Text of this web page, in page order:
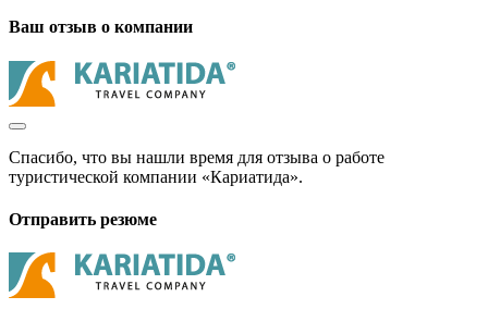
Ваш отзыв о компании
Спасибо, что вы нашли время для отзыва о работе
туристической компании «Кариатида».
Отправить резюме